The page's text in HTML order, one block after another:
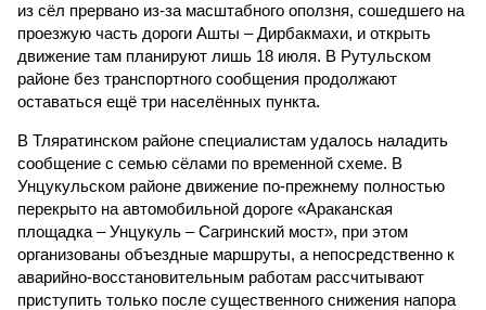
из сёл прервано из-за масштабного оползня, сошедшего на
проезжую часть дороги Ашты – Дирбакмахи, и открыть
движение там планируют лишь 18 июля. В Рутульском
районе без транспортного сообщения продолжают
оставаться ещё три населённых пункта.
В Тляратинском районе специалистам удалось наладить
сообщение с семью сёлами по временной схеме. В
Унцукульском районе движение по-прежнему полностью
перекрыто на автомобильной дороге «Араканская
площадка – Унцукуль – Сагринский мост», при этом
организованы объездные маршруты, а непосредственно к
аварийно-восстановительным работам рассчитывают
приступить только после существенного снижения напора